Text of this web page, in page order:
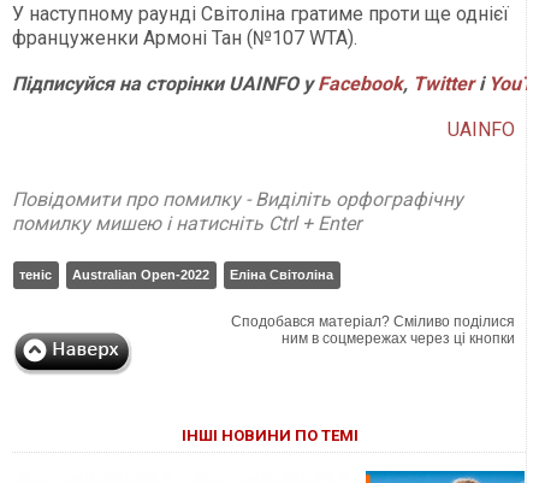
У наступному раунді Світоліна гратиме проти ще однієї
француженки Армоні Тан (№107 WTA).
Підписуйся на сторінки UAINFO уFacebook, Twitterі
UAINFO
Повідомити про помилку - Виділіть орфографічну
помилку мишею і натисніть Ctrl + Enter
теніс Australian Open-2022 Еліна Світоліна
Сподобався матеріал? Сміливо поділися
ним в соцмережах через ці кнопки
ІНШІ НОВИНИ ПО ТЕМІ